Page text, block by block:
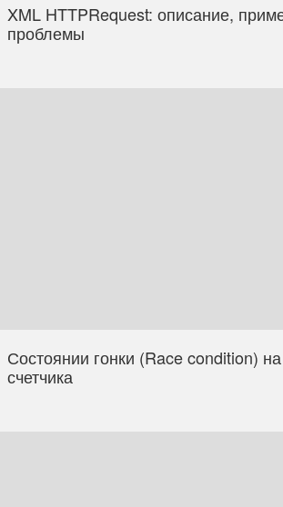
XML HTTPRequest: описание,
проблемы
Состоянии гонки (Race condition)
счетчика